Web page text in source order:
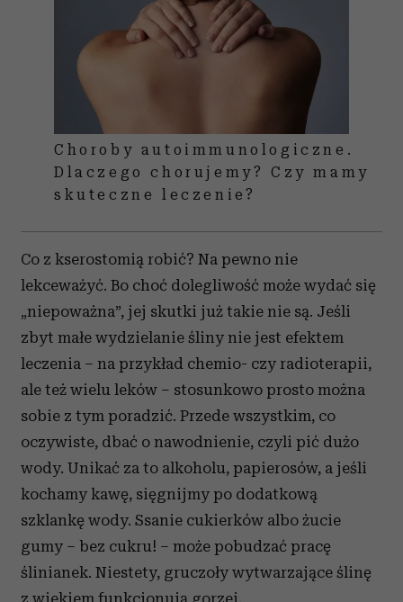
Choroby autoimmunologiczne.
Dlaczego chorujemy? Czy mamy
skuteczne leczenie?
Co z kserostomią robić? Na pewno nie
lekceważyć. Bo choć dolegliwość może wydać się
„niepoważna”, jej skutki już takie nie są. Jeśli
zbyt małe wydzielanie śliny nie jest efektem
leczenia – na przykład chemio- czy radioterapii,
ale też wielu leków – stosunkowo prosto można
sobie z tym poradzić. Przede wszystkim, co
oczywiste, dbać o nawodnienie, czyli pić dużo
wody. Unikać za to alkoholu, papierosów, a jeśli
kochamy kawę, sięgnijmy po dodatkową
szklankę wody. Ssanie cukierków albo żucie
gumy – bez cukru! – może pobudzać pracę
ślinianek. Niestety, gruczoły wytwarzające ślinę
z wiekiem funkcjonują gorzej.